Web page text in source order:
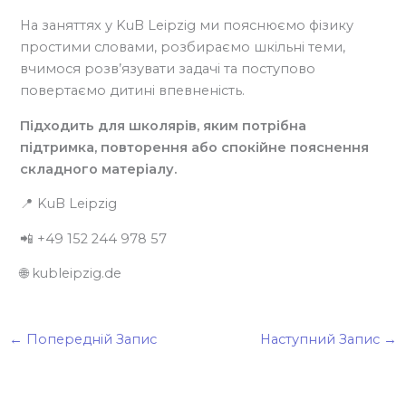
На заняттях у KuB Leipzig ми пояснюємо фізику
простими словами, розбираємо шкільні теми,
вчимося розв’язувати задачі та поступово
повертаємо дитині впевненість.
Підходить для школярів, яким потрібна
підтримка, повторення або спокійне пояснення
складного матеріалу.
📍 KuB Leipzig
📲 +49 152 244 978 57
🌐 kubleipzig.de
← Попередній Запис Наступний Запис →